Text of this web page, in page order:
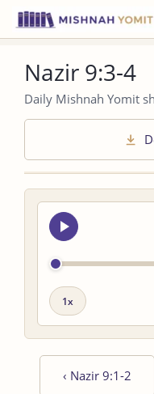
Nazir 9:3-4
Daily Mishnah Yomit
Seek
audio
Playback
‹ Nazir 9:1-2